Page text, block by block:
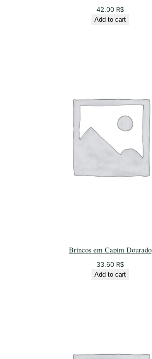
42,00 R$
Add to cart
Brincos em Capim Dourado
33,60 R$
Add to cart